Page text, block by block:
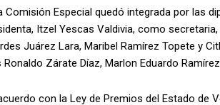
Comisión Especial quedó integrada por las
Itzel Yescas Valdivia, como
Juárez Lara, Maribel Ramírez Topete y
Ronaldo Zárate Díaz, Marlon Eduardo
con la Ley de Premios del Estado de